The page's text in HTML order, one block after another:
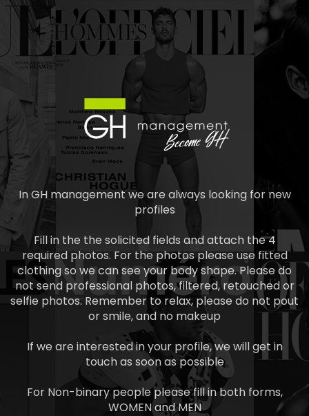
In GH management we are always looking for new
profiles
Fill in the the solicited fields and attach the 4
required photos. For the photos please use fitted
clothing so we can see your body shape. Please do
not send professional photos, filtered, retouched or
selfie photos. Remember to relax, please do not pout
or smile, and no makeup
If we are interested in your profile, we will get in
touch as soon as possible
For Non-binary people please fill in both forms,
WOMEN and MEN